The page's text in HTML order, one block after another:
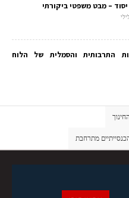
יסוד – מבט משפטי ביקורתי
התרבותית והסמלית של הלוח
מתרחבת